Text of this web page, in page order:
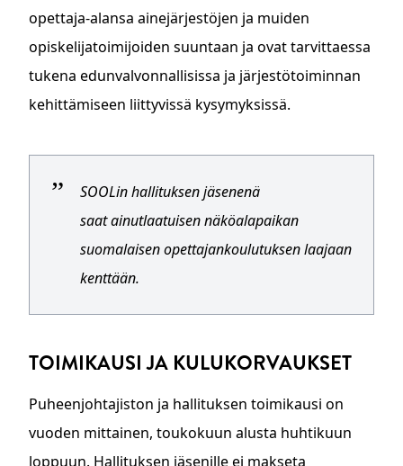
opettaja-alansa ainejärjestöjen ja muiden
opiskelijatoimijoiden suuntaan ja ovat tarvittaessa
tukena edunvalvonnallisissa ja järjestötoiminnan
kehittämiseen liittyvissä kysymyksissä.
SOOLin hallituksen jäsenenä
saat ainutlaatuisen näköalapaikan
suomalaisen opettajankoulutuksen laajaan
kenttään.
TOIMIKAUSI JA KULUKORVAUKSET
Puheenjohtajiston ja hallituksen toimikausi on
vuoden mittainen, toukokuun alusta huhtikuun
loppuun. Hallituksen jäsenille ei makseta